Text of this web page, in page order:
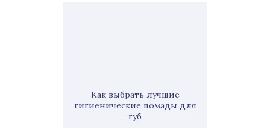
Как выбрать лучшие
гигиенические помады для
губ